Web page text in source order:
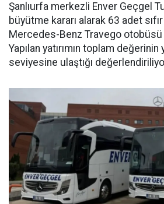
Şanlıurfa merkezli Enver Geçgel
büyütme kararı alarak 63 adet
Mercedes-Benz Travego otobüsü
Yapılan yatırımın toplam
seviyesine ulaştığı